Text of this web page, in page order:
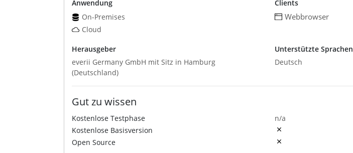
Anwendung
On-Premises
Cloud
Clients
Webbrowser
Herausgeber
everii Germany GmbH mit Sitz in Hamburg
(Deutschland)
Unterstützte Sprachen
Deutsch
Gut zu wissen
Kostenlose Testphase
n/a
Kostenlose Basisversion
Open Source